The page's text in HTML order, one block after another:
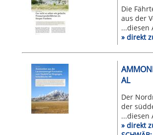
Die
aus der
...diesen
» direkt
AL
Der
der
...diesen
» direkt